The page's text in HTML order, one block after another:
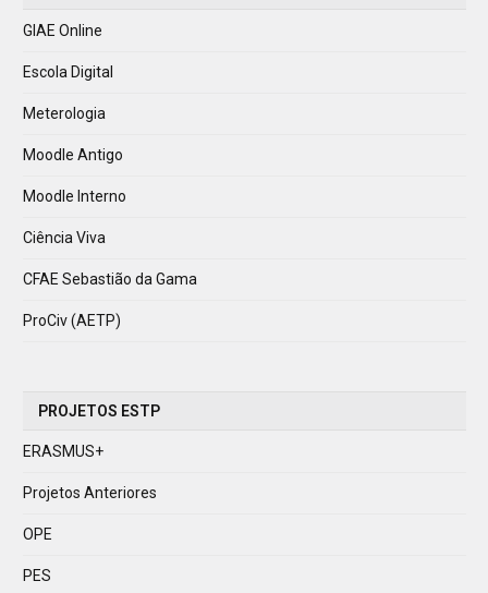
GIAE Online
Escola Digital
Meterologia
Moodle Antigo
Moodle Interno
Ciência Viva
CFAE Sebastião da Gama
ProCiv (AETP)
PROJETOS ESTP
ERASMUS+
Projetos Anteriores
OPE
PES